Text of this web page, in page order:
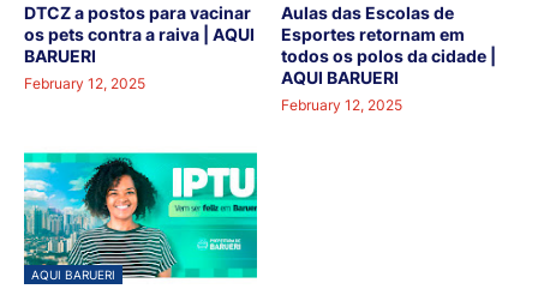
DTCZ a postos para vacinar
os pets contra a raiva | AQUI
BARUERI
February 12, 2025
Aulas das Escolas de
Esportes retornam em
todos os polos da cidade |
AQUI BARUERI
February 12, 2025
AQUI BARUERI